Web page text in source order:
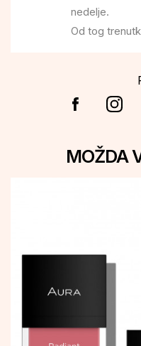
nedelje.
Od tog
MOŽDA